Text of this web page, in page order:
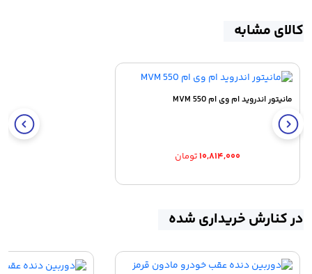
کالای مشابه
مانیتور اندروید ام وی ام MVM 550
۱۰,۸۱۴,۰۰۰تومان
در کنارش خریداری شده